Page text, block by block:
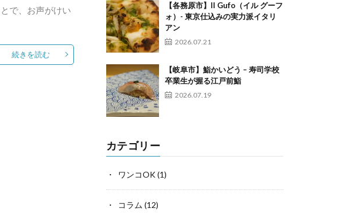
で、お声がけい
続きを読む
【各務原市】Il Gufo（イル グーフ
ォ）- 東京仕込みの実力派イタリ
アン
2026.07.21
【岐阜市】鮨かいどう – 寿司学校
卒業生が握る江戸前鮨
2026.07.19
カテゴリー
ワンコOK(1)
コラム (12)